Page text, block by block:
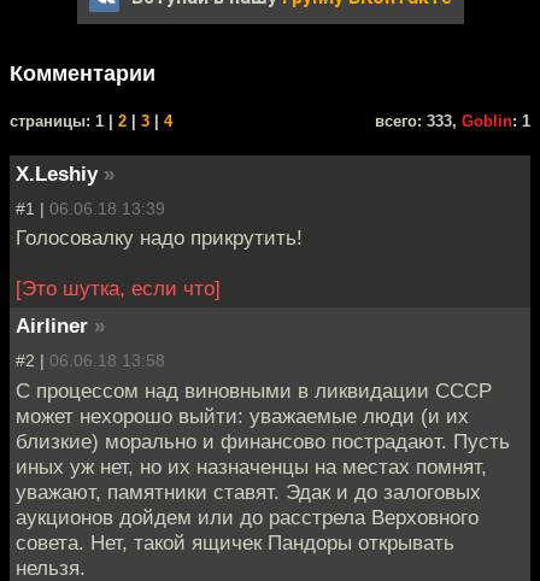
Комментарии
cтраницы: 1 | 2 3 4 всего: 333, Goblin: 1
X.Leshiy »
#1 | 06.06.18 13:39
Голосовалку надо прикрутить!
[Это шутка, если что]
Airliner »
#2 | 06.06.18 13:58
С процессом над виновными в ликвидации СССР
может нехорошо выйти: уважаемые люди (и их
близкие) морально и финансово пострадают. Пусть
иных уж нет, но их назначенцы на местах помнят,
уважают, памятники ставят. Эдак и до залоговых
аукционов дойдем или до расстрела Верховного
совета. Нет, такой ящичек Пандоры открывать
нельзя.